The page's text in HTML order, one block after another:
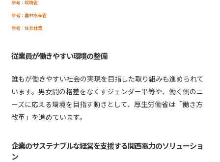
参考：環境省
参考：農林水産省
参考：住友林業
従業員が働きやすい環境の整備
誰もが働きやすい社会の実現を目指した取り組みも進められて
います。男女間の格差をなくすジェンダー平等や、働く側のニ
ーズに応える環境を目指す動きとして、厚生労働省は「働き方
改革」を進めています。
企業のサステナブルな経営を支援する関西電力のソリューショ
ン